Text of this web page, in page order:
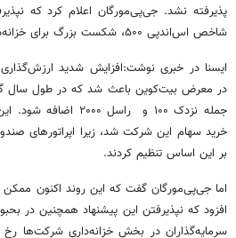
پذیرفته نشد. جی‌پی‌مورگان اعلام کرد که
شاخص اس‌اندپی ۵۰۰، شکست بزرگ برای خزانه‌داری‌های رمزارزهای شرکتی بود.
ایسنا در خبری نوشت:افزایش شدید ارزش‌گذاری
در معرض بیت‌کوین باعث شد که در طول سال
جمله نزدک ۱۰۰ و راسل
خرید سهام این شرکت شد، زیرا اپراتورهای
بر این اساس تنظیم کردند.
اما جی‌پی‌مورگان گفت که این روند اکنون
افزود که نپذیرفتن این پیشنهاد همچنین در
سرمایه‌گذاران در بخش خزانه‌داری شرکت‌ها